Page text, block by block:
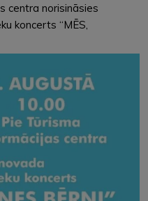
centra norisināsies
koncerts “MĒS,